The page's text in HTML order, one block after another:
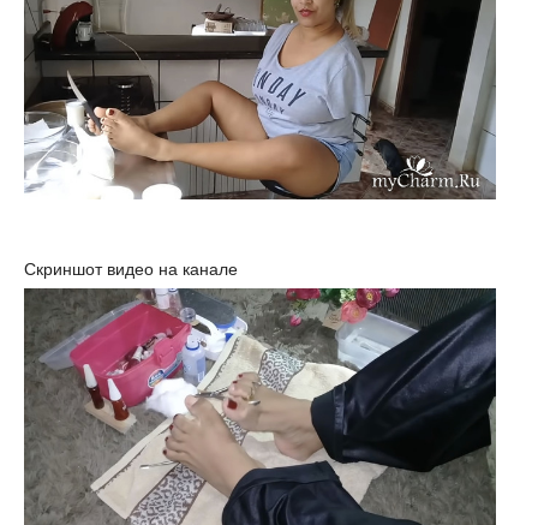
Скриншот видео на канале